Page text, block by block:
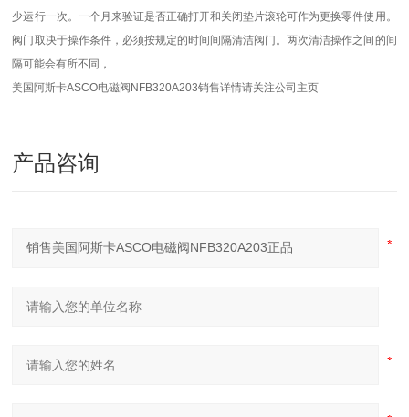
少运行一次。一个月来验证是否正确打开和关闭垫片滚轮可作为更换零件使用。
阀门取决于操作条件，必须按规定的时间间隔清洁阀门。两次清洁操作之间的间
隔可能会有所不同，
美国阿斯卡ASCO电磁阀NFB320A203销售详情请关注公司主页
产品咨询